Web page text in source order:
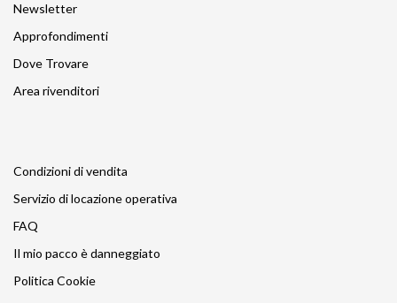
Newsletter
Approfondimenti
Dove Trovare
Area rivenditori
Condizioni di vendita
Servizio di locazione operativa
FAQ
Il mio pacco è danneggiato
Politica Cookie